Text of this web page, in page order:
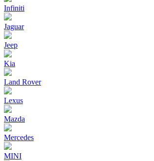
Infiniti
Jaguar
Jeep
Kia
Land Rover
Lexus
Mazda
Mercedes
MINI